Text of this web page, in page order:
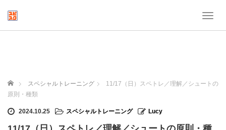
T
a
a
ホーム スペシャルトレーニング
11/17（日）スペトレ／理解／シュートの
原則・種類
2024.10.25 スペシャルトレーニング Lucy